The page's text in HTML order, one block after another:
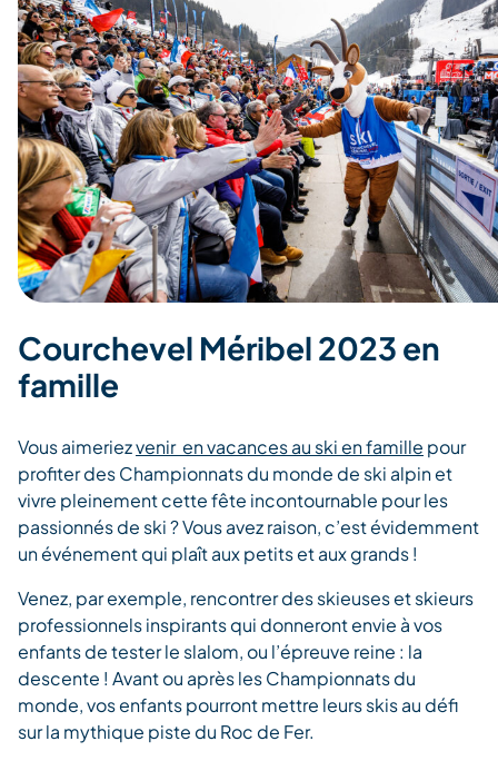
Courchevel Méribel 2023 en
famille
Vous aimeriezvenir en vacances au ski en famille pour
profiter des Championnats du monde de ski alpin et
vivre pleinement cette fête incontournable pour les
passionnés de ski ? Vous avez raison, c’est évidemment
un événement qui plaît aux petits et aux grands !
Venez, par exemple, rencontrer des skieuses et skieurs
professionnels inspirants qui donneront envie à vos
enfants de tester le slalom, ou l’épreuve reine : la
descente ! Avant ou après les Championnats du
monde, vos enfants pourront mettre leurs skis au défi
sur la mythique piste du Roc de Fer.